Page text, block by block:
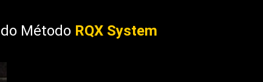
Método RQX System